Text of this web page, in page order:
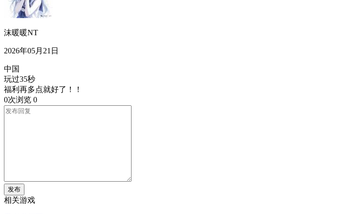
沫暖暖NT
2026年05月21日
中国
玩过35秒
福利再多点就好了！！
0次浏览 0
发布
相关游戏